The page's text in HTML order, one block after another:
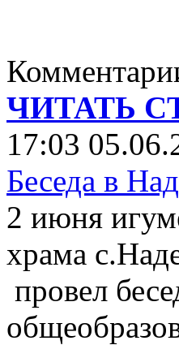
ЧИТАТЬ
17:03
Беседа в
2 июня
храма
провел